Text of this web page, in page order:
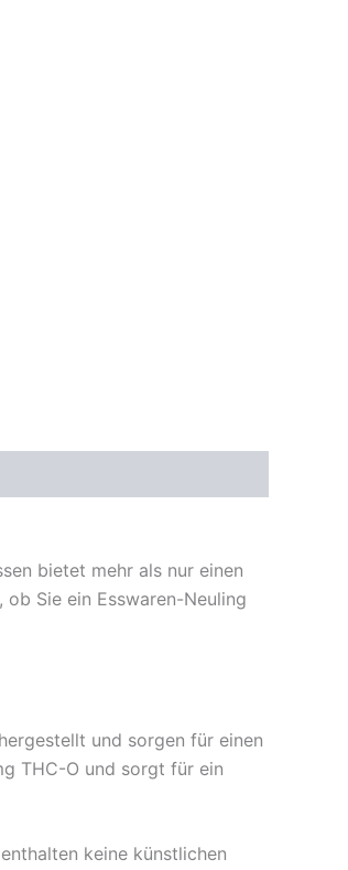
bietet mehr als nur einen
Sie ein Esswaren-Neuling
und sorgen für einen
THC-O und sorgt für ein
keine künstlichen